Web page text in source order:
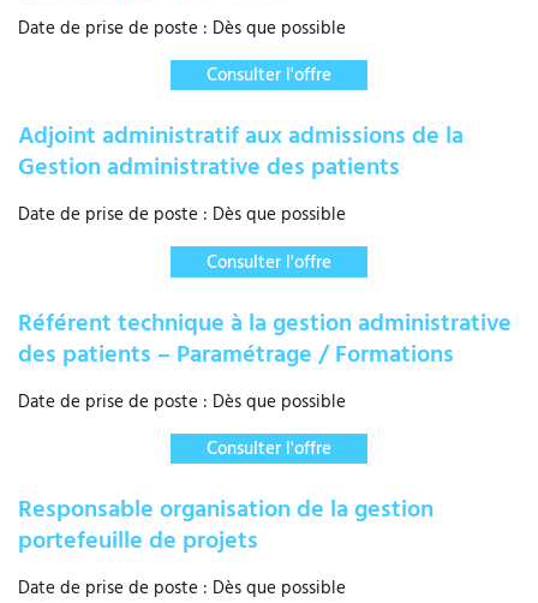
Date de prise de poste : Dès que possible
Consulter l'offre
Adjoint administratif aux admissions de la
Gestion administrative des patients
Date de prise de poste : Dès que possible
Consulter l'offre
Référent technique à la gestion administrative
des patients – Paramétrage / Formations
Date de prise de poste : Dès que possible
Consulter l'offre
Responsable organisation de la gestion
portefeuille de projets
Date de prise de poste : Dès que possible